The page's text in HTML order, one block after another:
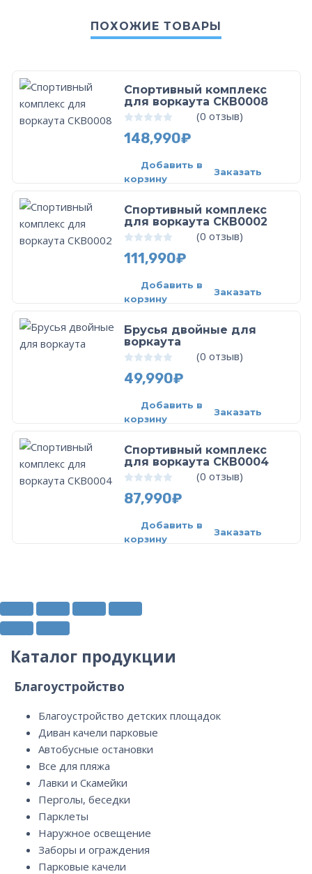
ПОХОЖИЕ ТОВАРЫ
Спортивный комплекс
для воркаута СКВ0008
0 из 5 (0 отзыв)
148,990₽
Добавить в
корзину
Заказать
Спортивный комплекс
для воркаута СКВ0002
0 из 5 (0 отзыв)
111,990₽
Добавить в
корзину
Заказать
Брусья двойные для
воркаутa
0 из 5 (0 отзыв)
49,990₽
Добавить в
корзину
Заказать
Спортивный комплекс
для воркаута СКВ0004
0 из 5 (0 отзыв)
87,990₽
Добавить в
корзину
Заказать
Каталог продукции
Благоустройство
Благоустройство детских площадок
Диван качели парковые
Автобусные остановки
Все для пляжа
Лавки и Скамейки
Перголы, беседки
Парклеты
Наружное освещение
Заборы и ограждения
Парковые качели